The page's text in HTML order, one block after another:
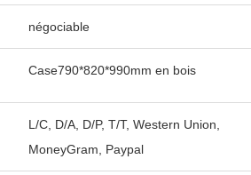
négociable
Case790*820*990mm en bois
L/C, D/A, D/P, T/T, Western Union,
MoneyGram, Paypal